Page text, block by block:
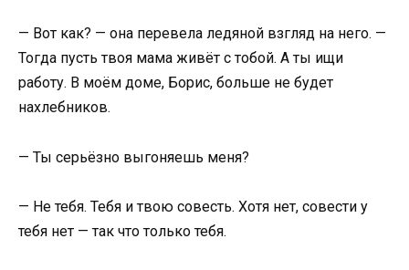
— Вот как? — она перевела ледяной взгляд на него. —
Тогда пусть твоя мама живёт с тобой. А ты ищи
работу. В моём доме, Борис, больше не будет
нахлебников.
— Ты серьёзно выгоняешь меня?
— Не тебя. Тебя и твою совесть. Хотя нет, совести у
тебя нет — так что только тебя.